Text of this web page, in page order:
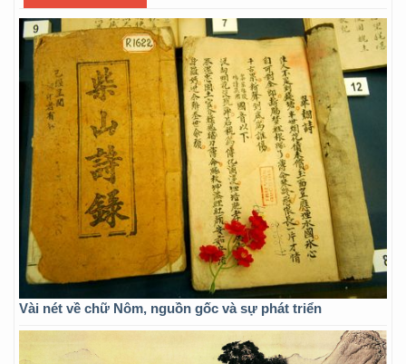
Vài nét về chữ Nôm, nguồn gốc và sự phát triển